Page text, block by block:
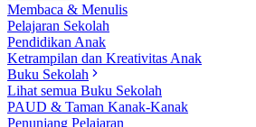
Membaca & Menulis
Pelajaran Sekolah
Pendidikan Anak
Ketrampilan dan Kreativitas Anak
Buku Sekolah
Lihat semua Buku Sekolah
PAUD & Taman Kanak-Kanak
Penunjang Pelajaran